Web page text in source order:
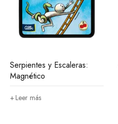
Serpientes y Escaleras:
Magnético
Leer más